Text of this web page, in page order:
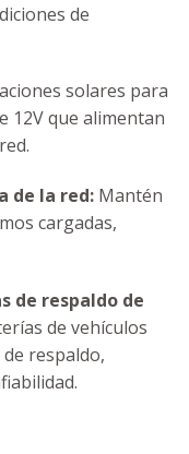
de
solares para
12V que alimentan
de la red:Mantén
cargadas,
de respaldo de
de vehículos
respaldo,